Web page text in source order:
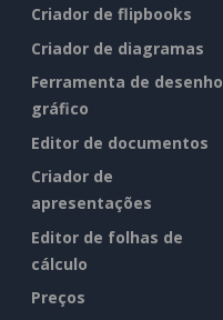
Criador de flipbooks
Criador de diagramas
Ferramenta de desenho
gráfico
Editor de documentos
Criador de
apresentações
Editor de folhas de
cálculo
Preços